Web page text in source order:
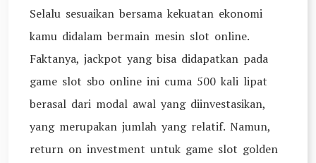
Selalu sesuaikan bersama kekuatan ekonomi
kamu didalam bermain mesin slot online.
Faktanya, jackpot yang bisa didapatkan pada
game slot sbo online ini cuma 500 kali lipat
berasal dari modal awal yang diinvestasikan,
yang merupakan jumlah yang relatif. Namun,
return on investment untuk game slot golden